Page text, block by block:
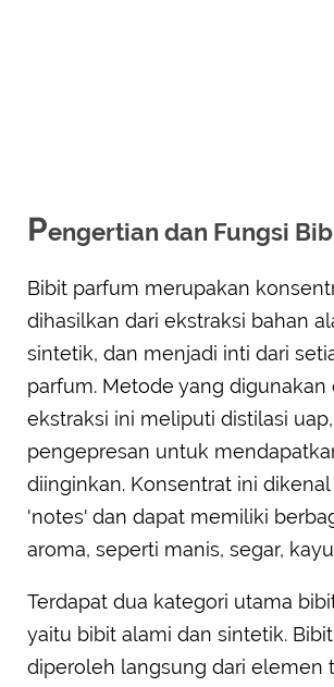
Pengertian dan Fungsi
Bibit parfum merupakan
dihasilkan dari ekstraksi bahan
sintetik, dan menjadi inti dari
parfum. Metode yang digunakan
ekstraksi ini meliputi distilasi
pengepresan untuk
diinginkan. Konsentrat ini dikenal
'notes' dan dapat memiliki
aroma, seperti manis, segar,
Terdapat dua kategori utama
yaitu bibit alami dan sintetik.
diperoleh langsung dari elemen